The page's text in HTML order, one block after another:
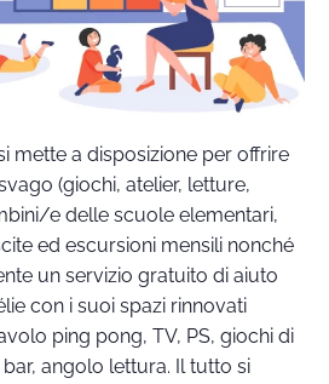
mette a disposizione per offrire
(giochi, atelier, letture,
e delle scuole elementari,
ed escursioni mensili nonché
un servizio gratuito di aiuto
con i suoi spazi rinnovati
ping pong, TV, PS, giochi di
angolo lettura. Il tutto si